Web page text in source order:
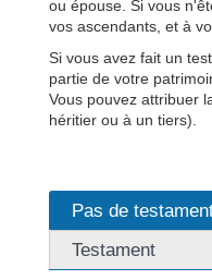
ou épouse. Si vous
vos ascendants, et à
Si vous avez fait un
partie de votre
Vous pouvez attribuer
héritier ou à un tiers).
Pas de
Testament